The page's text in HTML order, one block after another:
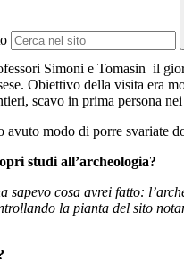
Simoni e Tomasin il
Obiettivo della visita era
scavo in prima persona
avuto modo di porre svariate
studi all’archeologia?
sapevo cosa avrei fatto:
la pianta del sito